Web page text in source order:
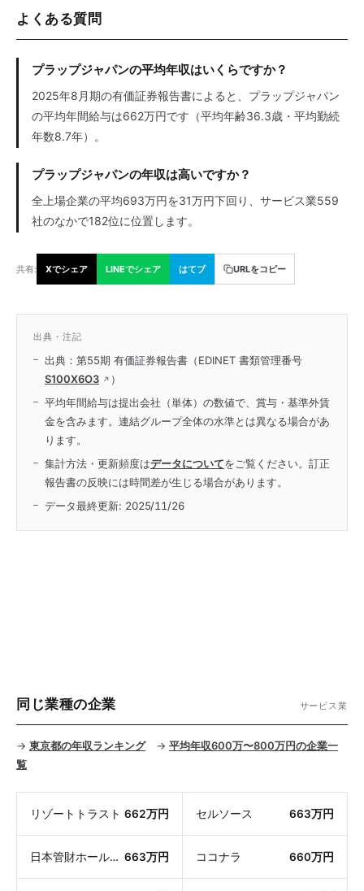
よくある質問
プラップジャパンの平均年収はいくらですか？
2025年8月期の有価証券報告書によると、プラップジャパン
の平均年間給与は662万円です（平均年齢36.3歳・平均勤続
年数8.7年）。
プラップジャパンの年収は高いですか？
全上場企業の平均693万円を31万円下回り、サービス業559
社のなかで182位に位置します。
共有: Xでシェア LINEでシェア はてブ URLをコピー
出典・注記
出典：第55期 有価証券報告書（EDINET 書類管理番号
S100X6O3
）
平均年間給与は提出会社（単体）の数値で、賞与・基準外賃
金を含みます。連結グループ全体の水準とは異なる場合があ
ります。
集計方法・更新頻度はデータについてをご覧ください。訂正
報告書の反映には時間差が生じる場合があります。
データ最終更新: 2025/11/26
同じ業種の企業 サービス業
→ 東京都の年収ランキング→ 平均年収600万〜800万円の企業一
覧
リゾートトラスト 662万円 セルソース 663万円
日本管財ホールディングス 663万円 ココナラ 660万円